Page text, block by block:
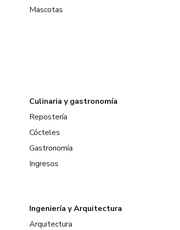
Mascotas
Culinaria y gastronomía
Repostería
Cócteles
Gastronomía
Ingresos
Ingeniería y Arquitectura
Arquitectura